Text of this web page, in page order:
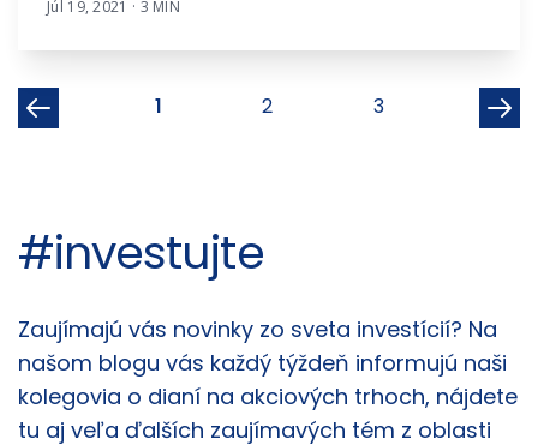
Júl 19, 2021 · 3 MIN
1 2 3
#investujte
Články
Zaujímajú vás novinky zo sveta investícií? Na
našom blogu vás každý týždeň informujú naši
kolegovia o dianí na akciových trhoch, nájdete
tu aj veľa ďalších zaujímavých tém z oblasti